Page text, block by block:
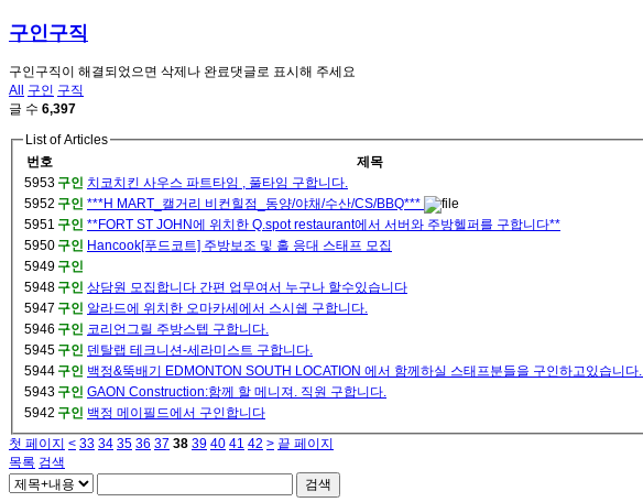
구인구직
구인구직이 해결되었으면 삭제나 완료댓글로 표시해 주세요
All
구인 구직
글 수 6,397
List of Articles
번호
제목
5953 구인 치코치킨 사우스 파트타임 , 풀타임 구합니다.
5952 구인 ***H MART_캘거리 비컨힐점_동양/야채/수산/CS/BBQ***
5951 구인 **FORT ST JOHN에 위치한 Q.spot restaurant에서 서버와 주방헬퍼를 구합니다**
5950 구인 Hancook[푸드코트] 주방보조 및 홀 응대 스태프 모집
5949 구인
5948 구인 상담원 모집합니다 간편 업무여서 누구나 할수있습니다
5947 구인 알라드에 위치한 오마카세에서 스시쉡 구합니다.
5946 구인 코리언그릴 주방스텝 구합니다.
5945 구인 덴탈랩 테크니션-세라미스트 구합니다.
5944 구인 백정&뚝배기 EDMONTON SOUTH LOCATION 에서 함께하실 스태프분들을 구인하고있습니다.
5943 구인 GAON Construction:함께 할 메니져. 직원 구합니다.
5942 구인 백정 메이필드에서 구인합니다
첫 페이지 < 33 34 35 36 37 38 39 40 41 42 > 끝 페이지
목록 검색
검색